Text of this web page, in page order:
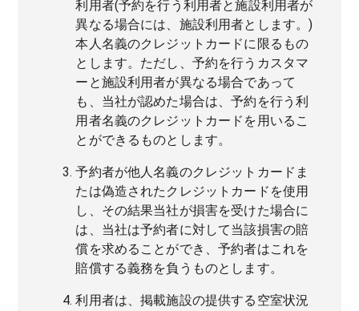
利用者(予約を行う利用者と施設利用者が
異なる場合には、施設利用者とします。)
本人名義のクレジットカードに限るもの
とします。ただし、予約を行うカスタマ
ーと施設利用者が異なる場合であって
も、当社が認めた場合は、予約を行う利
用者名義のクレジットカードを用いるこ
とができるものとします。
予約者が他人名義のクレジットカードま
たは偽造されたクレジットカードを使用
し、その結果当社が損害を受けた場合に
は、当社は予約者に対して当該損害の賠
償を求めることができ、予約者はこれを
賠償する義務を負うものとします。
利用者は、掲載施設の提供する空室状況